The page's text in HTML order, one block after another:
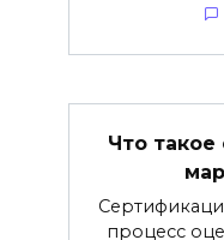
Что
процесс